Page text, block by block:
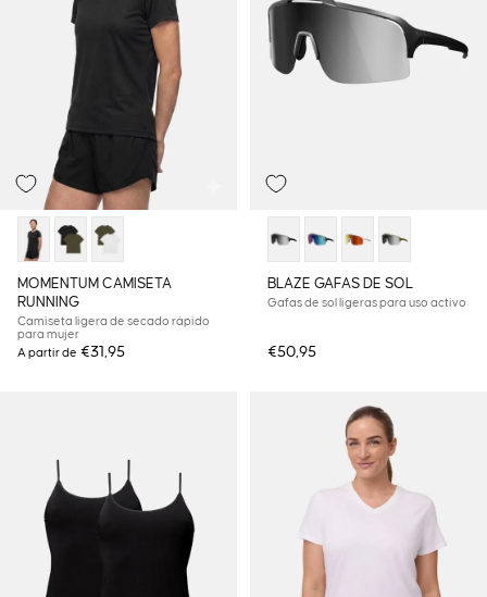
MOMENTUM CAMISETA
RUNNING
Camiseta ligera de secado rápido
para mujer
A partir de €31,95
BLAZE GAFAS DE SOL
Gafas de sol ligeras para uso activo
€50,95